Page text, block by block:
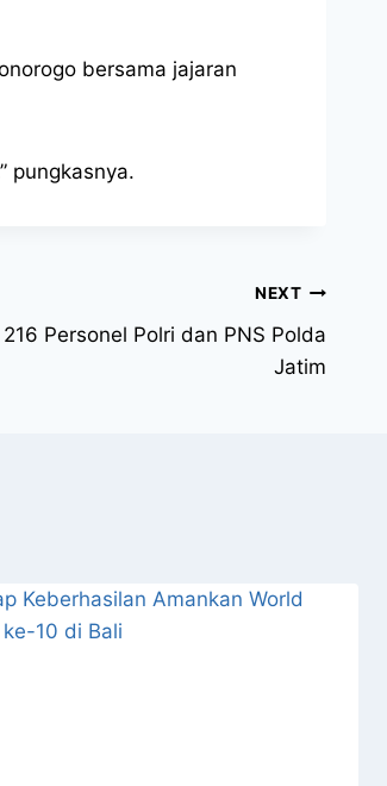
bersama jajaran
pungkasnya.
NEXT
Personel Polri dan PNS Polda
Jatim